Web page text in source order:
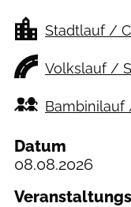
Stadtlauf /
Volkslauf /
Datum
08.08.2026